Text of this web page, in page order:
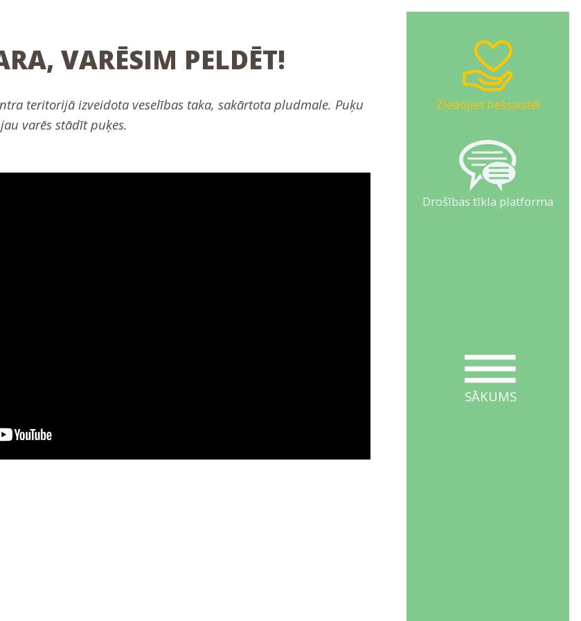
Ziedojiet tiešsaistē!
Drošības tīkla platforma
SĀKUMS
VARĒSIM PELDĒT!
teritorijā izveidota veselības taka, sakārtota pludmale. Puķu
varēs stādīt puķes.